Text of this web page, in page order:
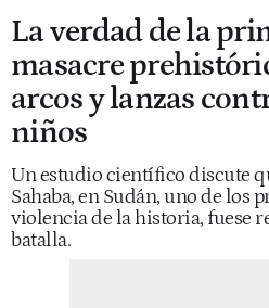
La verdad de la
masacre
arcos y lanzas
niños
Un estudio científico discute
Sahaba, en Sudán, uno de los
violencia de la historia, fuese
batalla.